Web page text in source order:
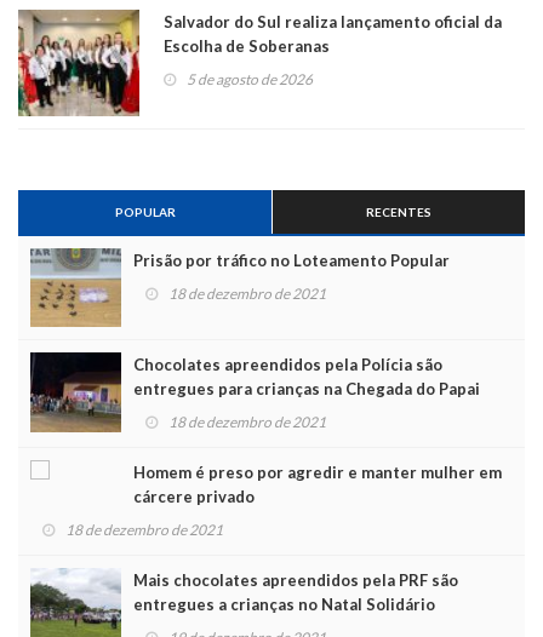
Salvador do Sul realiza lançamento oficial da
Escolha de Soberanas
5 de agosto de 2026
POPULAR RECENTES
Prisão por tráfico no Loteamento Popular
18 de dezembro de 2021
Chocolates apreendidos pela Polícia são
entregues para crianças na Chegada do Papai
Noel 18 de dezembro de 2021
Homem é preso por agredir e manter mulher em
cárcere privado
18 de dezembro de 2021
Mais chocolates apreendidos pela PRF são
entregues a crianças no Natal Solidário